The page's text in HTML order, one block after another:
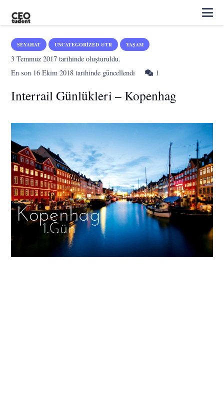
SEYAHAT UNCATEGORIZED @TR YAŞAM
3 Temmuz 2017 tarihinde oluşturuldu.
En son 16 Ekim 2018 tarihinde güncellendi 1
Interrail Günlükleri – Kopenhag